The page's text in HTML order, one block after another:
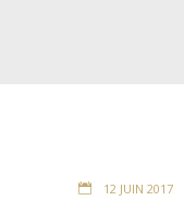
12 JUIN 2017